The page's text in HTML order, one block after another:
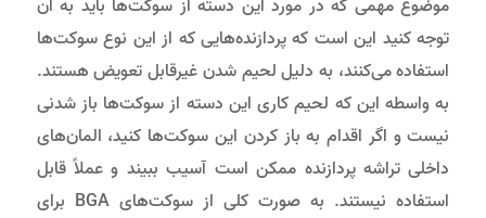
موضوع مهمی که در مورد این دسته از سوکت‌ها باید به آن
توجه کنید این است که پردازنده‌هایی که از این نوع سوکت‌ها
استفاده می‌کنند، به دلیل لحیم شدن غیرقابل تعویض هستند.
به واسطه این که لحیم کاری این دسته از سوکت‌ها باز شدنی
نیست و اگر اقدام به باز کردن این سوکت‌ها کنید، المان‌های
داخلی تراشه پردازنده ممکن است آسیب ببیند و عملاً قابل
استفاده نیستند. به صورت کلی از سوکت‌های BGA برای